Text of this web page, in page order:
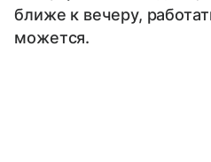
ближе к вечеру,
можется.